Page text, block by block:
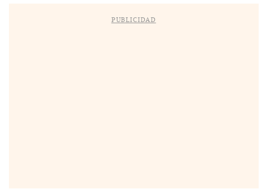
PUBLICIDAD